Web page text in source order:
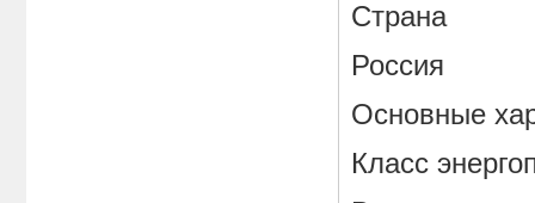
Страна
Россия
Основные
Класс